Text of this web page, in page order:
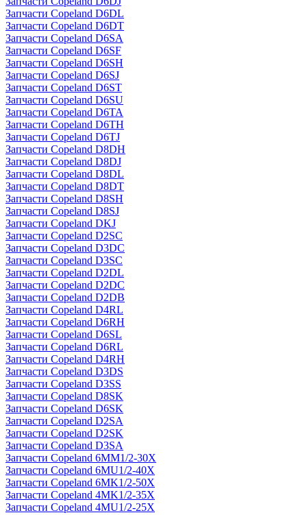
Запчасти Copeland D6DL
Запчасти Copeland D6DT
Запчасти Copeland D6SA
Запчасти Copeland D6SF
Запчасти Copeland D6SH
Запчасти Copeland D6SJ
Запчасти Copeland D6ST
Запчасти Copeland D6SU
Запчасти Copeland D6TA
Запчасти Copeland D6TH
Запчасти Copeland D6TJ
Запчасти Copeland D8DH
Запчасти Copeland D8DJ
Запчасти Copeland D8DL
Запчасти Copeland D8DT
Запчасти Copeland D8SH
Запчасти Copeland D8SJ
Запчасти Copeland DKJ
Запчасти Copeland D2SC
Запчасти Copeland D3DC
Запчасти Copeland D3SC
Запчасти Copeland D2DL
Запчасти Copeland D2DC
Запчасти Copeland D2DB
Запчасти Copeland D4RL
Запчасти Copeland D6RH
Запчасти Copeland D6SL
Запчасти Copeland D6RL
Запчасти Copeland D4RH
Запчасти Copeland D3DS
Запчасти Copeland D3SS
Запчасти Copeland D8SK
Запчасти Copeland D6SK
Запчасти Copeland D2SA
Запчасти Copeland D2SK
Запчасти Copeland D3SA
Запчасти Copeland 6MM1/2-30X
Запчасти Copeland 6MU1/2-40X
Запчасти Copeland 6MK1/2-50X
Запчасти Copeland 4MK1/2-35X
Запчасти Copeland 4MU1/2-25X